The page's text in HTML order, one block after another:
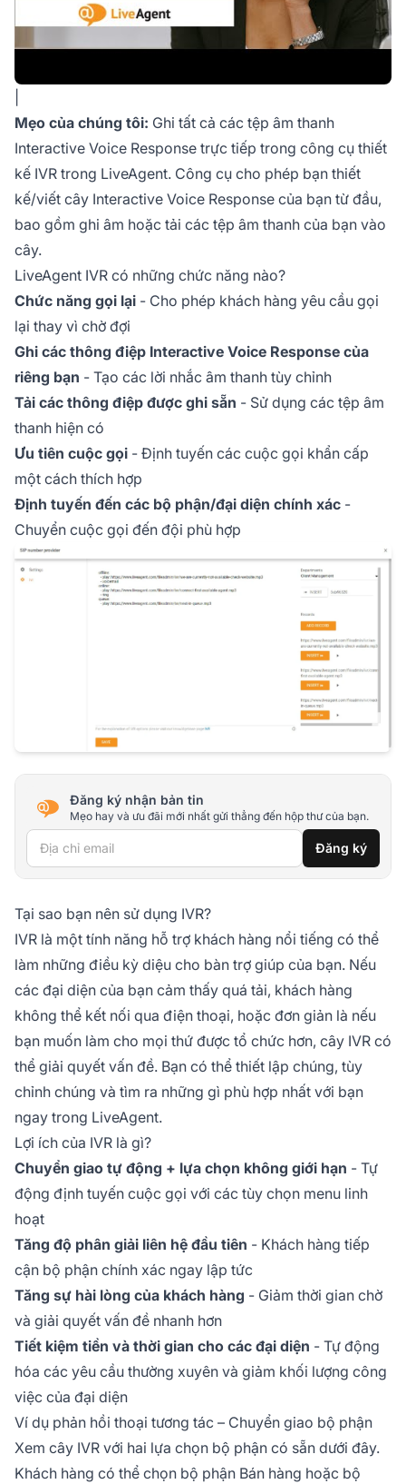
Mẹo của chúng tôi: Ghi tất cả các tệp âm thanh
Interactive Voice Response trực tiếp trong công cụ thiết
kế IVR trong LiveAgent. Công cụ cho phép bạn thiết
kế/viết cây Interactive Voice Response của bạn từ đầu,
bao gồm ghi âm hoặc tải các tệp âm thanh của bạn vào
cây.
LiveAgent IVR có những chức năng nào?
Chức năng gọi lại - Cho phép khách hàng yêu cầu gọi
lại thay vì chờ đợi
Ghi các thông điệp Interactive Voice Response của
riêng bạn - Tạo các lời nhắc âm thanh tùy chỉnh
Tải các thông điệp được ghi sẵn - Sử dụng các tệp âm
thanh hiện có
Ưu tiên cuộc gọi - Định tuyến các cuộc gọi khẩn cấp
một cách thích hợp
Định tuyến đến các bộ phận/đại diện chính xác -
Chuyển cuộc gọi đến đội phù hợp
Đăng ký nhận bản tin
Mẹo hay và ưu đãi mới nhất gửi thẳng đến hộp thư của bạn.
Địa chỉ email Đăng ký
Tại sao bạn nên sử dụng IVR?
IVR là một tính năng hỗ trợ khách hàng nổi tiếng có thể
làm những điều kỳ diệu cho bàn trợ giúp của bạn. Nếu
các đại diện của bạn cảm thấy quá tải, khách hàng
không thể kết nối qua điện thoại, hoặc đơn giản là nếu
bạn muốn làm cho mọi thứ được tổ chức hơn, cây IVR có
thể giải quyết vấn đề. Bạn có thể thiết lập chúng, tùy
chỉnh chúng và tìm ra những gì phù hợp nhất với bạn
ngay trong LiveAgent.
Lợi ích của IVR là gì?
Chuyển giao tự động + lựa chọn không giới hạn - Tự
động định tuyến cuộc gọi với các tùy chọn menu linh
hoạt
Tăng độ phân giải liên hệ đầu tiên - Khách hàng tiếp
cận bộ phận chính xác ngay lập tức
Tăng sự hài lòng của khách hàng - Giảm thời gian chờ
và giải quyết vấn đề nhanh hơn
Tiết kiệm tiền và thời gian cho các đại diện - Tự động
hóa các yêu cầu thường xuyên và giảm khối lượng công
việc của đại diện
Ví dụ phản hồi thoại tương tác – Chuyển giao bộ phận
Xem cây IVR với hai lựa chọn bộ phận có sẵn dưới đây.
Khách hàng có thể chọn bộ phận Bán hàng hoặc bộ